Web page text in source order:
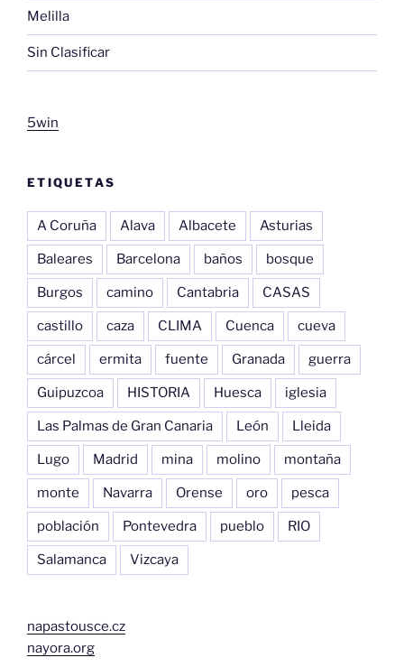
Melilla
Sin Clasificar
5win
ETIQUETAS
A Coruña Alava Albacete Asturias
Baleares Barcelona baños bosque
Burgos camino Cantabria CASAS
castillo caza CLIMA Cuenca cueva
cárcel ermita fuente Granada guerra
Guipuzcoa HISTORIA Huesca iglesia
Las Palmas de Gran Canaria León Lleida
Lugo Madrid mina molino montaña
monte Navarra Orense oro pesca
población Pontevedra pueblo RIO
Salamanca Vizcaya
napastousce.cz
nayora.org